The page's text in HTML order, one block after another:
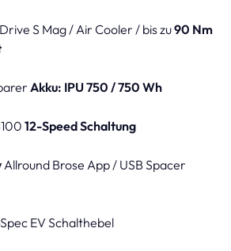
S Mag / Air Cooler / bis zu90 Nm
Akku: IPU 750 / 750 Wh
12-Speed Schaltung
Allround Brose App / USB Spacer
EV Schalthebel